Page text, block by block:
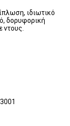
ιδιωτικό
δορυφορική
ντους.